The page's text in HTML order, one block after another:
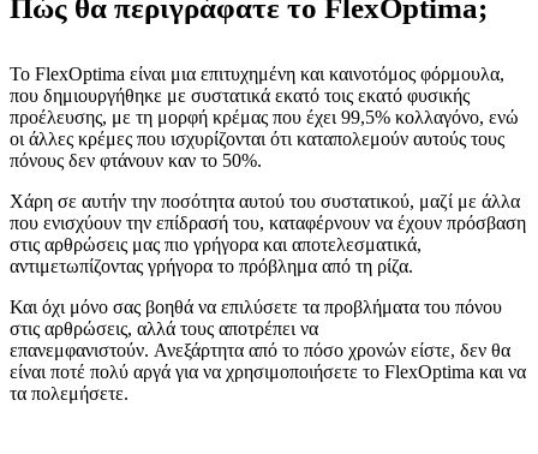
Πώς θα περιγράφατε το FlexOptima;
Το FlexOptima είναι μια επιτυχημένη και καινοτόμος φόρμουλα,
που δημιουργήθηκε με συστατικά εκατό τοις εκατό φυσικής
προέλευσης, με τη μορφή κρέμας που έχει 99,5% κολλαγόνο, ενώ
οι άλλες κρέμες που ισχυρίζονται ότι καταπολεμούν αυτούς τους
πόνους δεν φτάνουν καν το 50%.
Χάρη σε αυτήν την ποσότητα αυτού του συστατικού, μαζί με άλλα
που ενισχύουν την επίδρασή του, καταφέρνουν να έχουν πρόσβαση
στις αρθρώσεις μας πιο γρήγορα και αποτελεσματικά,
αντιμετωπίζοντας γρήγορα το πρόβλημα από τη ρίζα.
Και όχι μόνο σας βοηθά να επιλύσετε τα προβλήματα του πόνου
στις αρθρώσεις, αλλά τους αποτρέπει να
επανεμφανιστούν. Ανεξάρτητα από το πόσο χρονών είστε, δεν θα
είναι ποτέ πολύ αργά για να χρησιμοποιήσετε το FlexOptima και να
τα πολεμήσετε.